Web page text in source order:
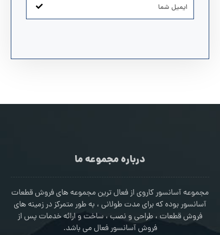
درباره مجموعه ما
مجموعه آسانسور کاروی از فعال ترین مجموعه های فروش قطعات
آسانسور بوده که برای مدت طولانی ، به طور متمرکز در زمینه های
فروش قطعات ، طراحی و نصب ، ساخت و ارائه خدمات پس از
فروش آسانسور فعال می باشد.